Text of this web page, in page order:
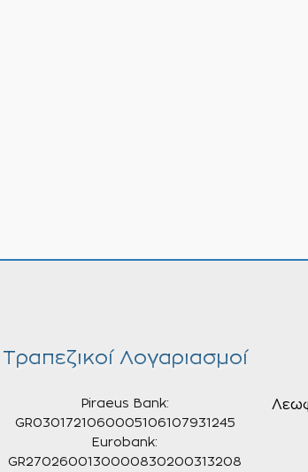
Τραπεζικοί Λογαριασμοί
Piraeus Bank:
GR0301721060005106107931245
Eurobank:
GR2702600130000830200313208